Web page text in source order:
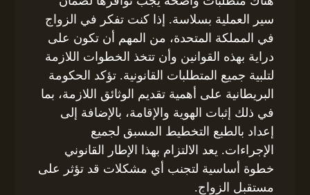
سير العملية بسلاسة. إذا كنت تفكر في الزواج
في المملكة المتحدة، من المهم أن تكون على
دراية بهذه القوانين وأن تتخذ الخطوات اللازمة
لتلبية جميع المتطلبات القانونية. تؤكد الحكومة
البريطانية على أهمية تقديم الوثائق اللازمة، بما
في ذلك إثبات الهوية والإقامة، بالإضافة إلى
إعداد بالطبع التخطيط المسبق لجميع
الإجراءات. يعد الالتزام بهذا الإطار القانوني
خطوة أساسية لتجنب أي مشكلات قد تؤثر على
مستقبل الزواج.